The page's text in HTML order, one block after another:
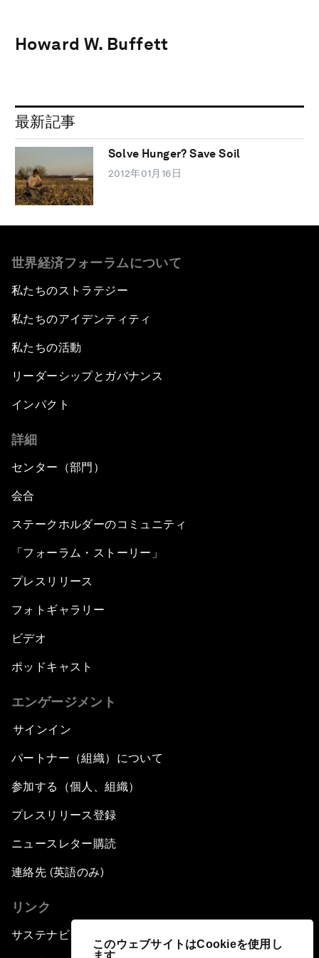
このウェブサイトはCookieを使用し
ます
Howard W. Buffett
最新記事
Solve Hunger? Save Soil
2012年01月16日
世界経済フォーラムについて
私たちのストラテジー
私たちのアイデンティティ
私たちの活動
リーダーシップとガバナンス
インパクト
詳細
センター（部門）
会合
ステークホルダーのコミュニティ
「フォーラム・ストーリー」
プレスリリース
フォトギャラリー
ビデオ
ポッドキャスト
エンゲージメント
サインイン
パートナー（組織）について
参加する（個人、組織）
プレスリリース登録
ニュースレター購読
連絡先 (英語のみ)
リンク
サステナビリティへの取り組み